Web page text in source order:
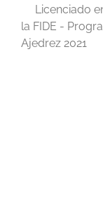
Licenciado
la FIDE -
Ajedrez 2021